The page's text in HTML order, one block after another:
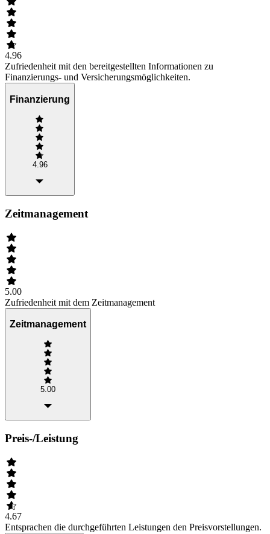
4.96
Zufriedenheit mit den bereitgestellten Informationen zu
Finanzierungs- und Versicherungsmöglichkeiten.
Finanzierung
4.96
Zeitmanagement
5.00
Zufriedenheit mit dem Zeitmanagement
Zeitmanagement
5.00
Preis-/Leistung
4.67
Entsprachen die durchgeführten Leistungen den Preisvorstellungen.